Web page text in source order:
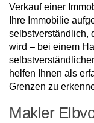
Verkauf einer
Ihre Immobilie
selbstverständlich,
wird – bei einem
helfen Ihnen als
Grenzen zu
Makler